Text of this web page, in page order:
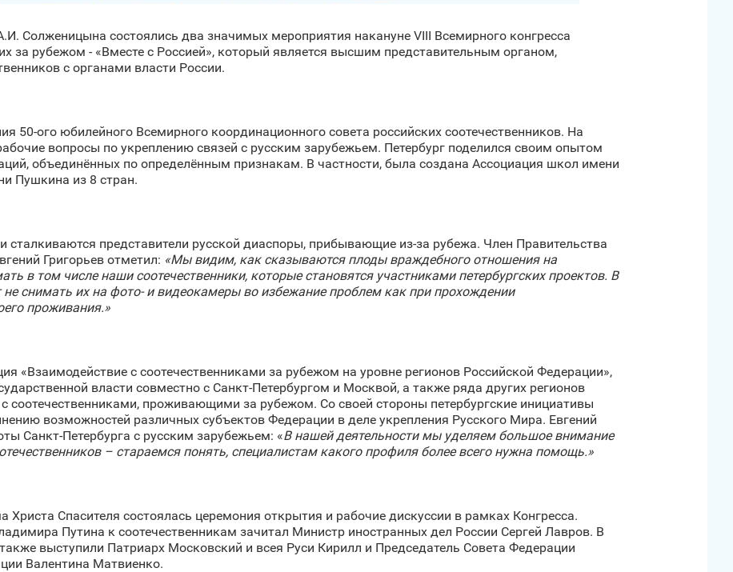
Солженицына состоялись два значимых мероприятия накануне VIII Всемирного конгресса
за рубежом - «Вместе с Россией», который является высшим представительным органом,
с органами власти России.
50-ого юбилейного Всемирного координационного совета российских соотечественников. На
вопросы по укреплению связей с русским зарубежьем. Петербург поделился своим опытом
объединённых по определённым признакам. В частности, была создана Ассоциация школ имени
Пушкина из 8 стран.
представители русской диаспоры, прибывающие из-за рубежа. Член Правительства
Григорьев отметил: «Мы видим, как сказываются плоды враждебного отношения на
в том числе наши соотечественники, которые становятся участниками петербургских проектов. В
не снимать их на фото- и видеокамеры во избежание проблем как при прохождении
проживания.»
«Взаимодействие с соотечественниками за рубежом на уровне регионов Российской Федерации»,
власти совместно с Санкт‑Петербургом и Москвой, а также ряда других регионов
соотечественниками, проживающими за рубежом. Со своей стороны петербургские инициативы
возможностей различных субъектов Федерации в деле укрепления Русского Мира. Евгений
Санкт‑Петербурга с русским зарубежьем: «В нашей деятельности мы уделяем большое внимание
– стараемся понять, специалистам какого профиля более всего нужна помощь.»
Спасителя состоялась церемония открытия и рабочие дискуссии в рамках Конгресса.
Путина к соотечественникам зачитал Министр иностранных дел России Сергей Лавров. В
выступили Патриарх Московский и всея Руси Кирилл и Председатель Совета Федерации
Валентина Матвиенко.